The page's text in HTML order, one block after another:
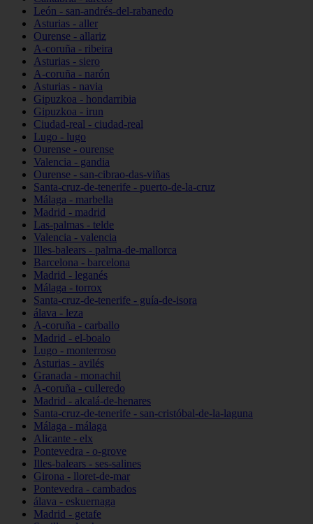
León - san-andrés-del-rabanedo
Asturias - aller
Ourense - allariz
A-coruña - ribeira
Asturias - siero
A-coruña - narón
Asturias - navia
Gipuzkoa - hondarribia
Gipuzkoa - irun
Ciudad-real - ciudad-real
Lugo - lugo
Ourense - ourense
Valencia - gandia
Ourense - san-cibrao-das-viñas
Santa-cruz-de-tenerife - puerto-de-la-cruz
Málaga - marbella
Madrid - madrid
Las-palmas - telde
Valencia - valencia
Illes-balears - palma-de-mallorca
Barcelona - barcelona
Madrid - leganés
Málaga - torrox
Santa-cruz-de-tenerife - guía-de-isora
álava - leza
A-coruña - carballo
Madrid - el-boalo
Lugo - monterroso
Asturias - avilés
Granada - monachil
A-coruña - culleredo
Madrid - alcalá-de-henares
Santa-cruz-de-tenerife - san-cristóbal-de-la-laguna
Málaga - málaga
Alicante - elx
Pontevedra - o-grove
Illes-balears - ses-salines
Girona - lloret-de-mar
Pontevedra - cambados
álava - eskuernaga
Madrid - getafe